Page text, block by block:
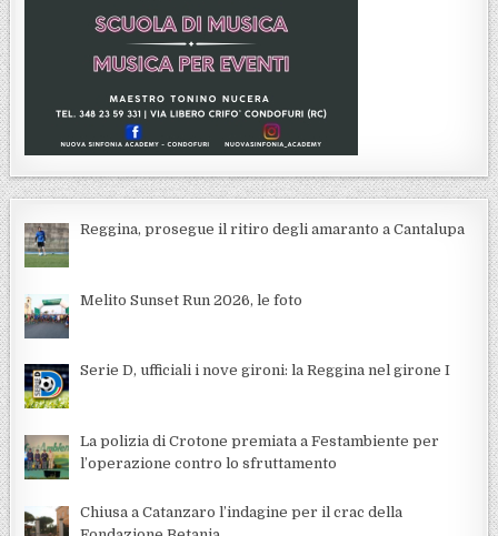
Reggina, prosegue il ritiro degli amaranto a Cantalupa
Melito Sunset Run 2026, le foto
Serie D, ufficiali i nove gironi: la Reggina nel girone I
La polizia di Crotone premiata a Festambiente per
l’operazione contro lo sfruttamento
Chiusa a Catanzaro l’indagine per il crac della